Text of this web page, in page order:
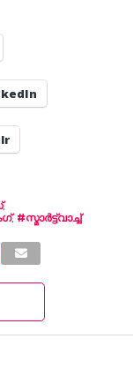
,
, #സ്മാർട്ട്വാച്ച്